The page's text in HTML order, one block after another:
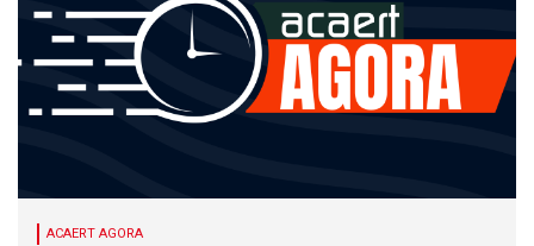
ACAERT AGORA